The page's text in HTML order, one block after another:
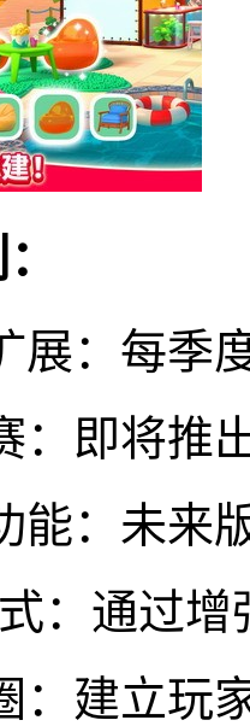
展：每季
：即将推
能：未来
：通过
：建立玩